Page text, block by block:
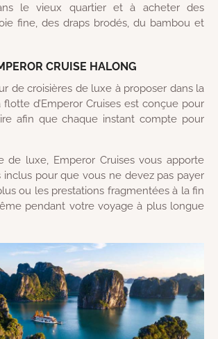
le vieux quartier et à acheter des
fine, des draps brodés, du bambou et
CRUISE HALONG
de croisières de luxe à proposer dans la
flotte d’Emperor Cruises est conçue pour
afin que chaque instant compte pour
de luxe, Emperor Cruises vous apporte
inclus pour que vous ne devez pas payer
ou les prestations fragmentées à la fin
pendant votre voyage à plus longue